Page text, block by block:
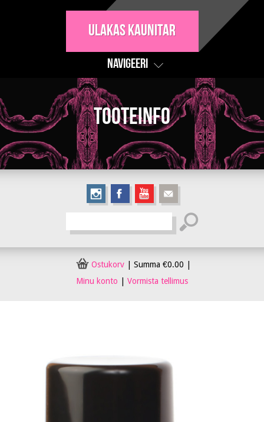
Ulakas Kaunitar
Navigeeri
Tooteinfo
Ostukorv| Summa €0.00
Minu konto
Vormista tellimus